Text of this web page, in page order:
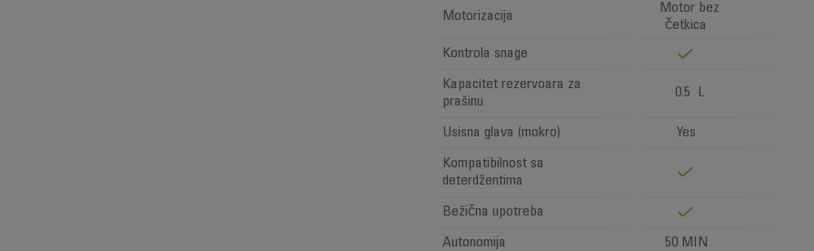
Motorizacija
Motor bez
četkica
Kontrola snage
Kapacitet rezervoara za
prašinu
0.5 L
Usisna glava (mokro) Yes
Kompatibilnost sa
deterdžentima
Bežična upotreba
Autonomija 50 MIN